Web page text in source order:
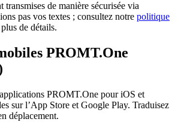
transmises de manière sécurisée via
pas vos textes ; consultez notre politique
de détails.
PROMT.One
PROMT.One pour iOS et
sur l’App Store et Google Play. Traduisez
déplacement.